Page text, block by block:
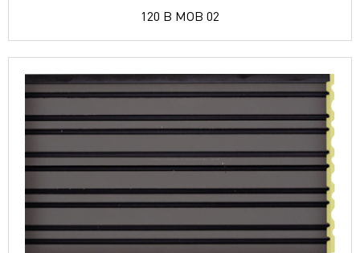
120 B MOB 02